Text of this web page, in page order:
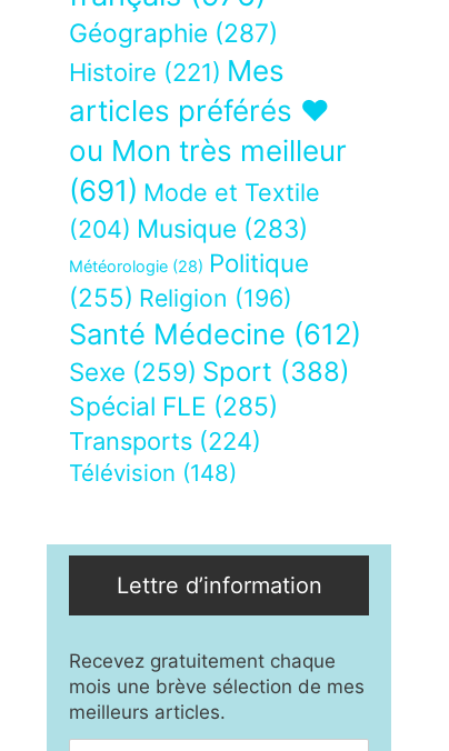
Géographie (287)
Histoire (221) Mes
articles préférés ❤
ou Mon très meilleur
(691) Mode et Textile
(204) Musique (283)
Météorologie (28) Politique
(255) Religion (196)
Santé Médecine (612)
Sexe (259) Sport (388)
Spécial FLE (285)
Transports (224)
Télévision (148)
Lettre d’information
Recevez gratuitement chaque
mois une brève sélection de mes
meilleurs articles.